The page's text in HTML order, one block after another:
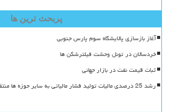
پربحث ترین ها
آغاز بازسازی پالایشگاه سوم پارس جنوبی
خردسالان در تونل وحشت فیلترشکن ها
ثبات قیمت نفت در بازار جهانی
رشد 25 درصدی مالیات تولید فشار مالیاتی به سایر حوزه ها منتقل شد